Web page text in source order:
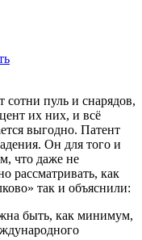
сотни пуль и снарядов,
их них, и всё
выгодно. Патент
Он для того и
что даже не
рассматривать, как
так и объяснили:
быть, как минимум,